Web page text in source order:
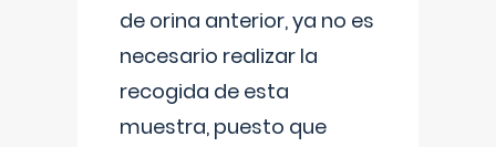
de orina anterior, ya no es
necesario realizar la
recogida de esta
muestra, puesto que